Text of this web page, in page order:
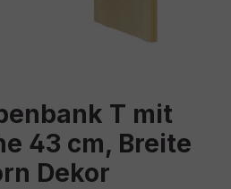
T mit
43 cm, Breite
Dekor